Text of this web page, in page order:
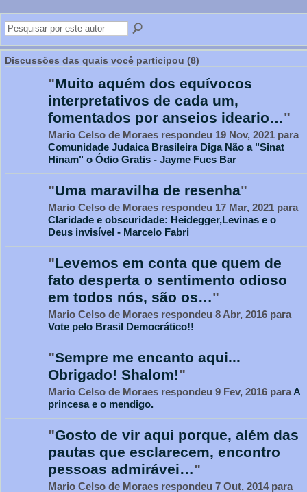
Discussões das quais você participou (8)
"Muito aquém dos equívocos
interpretativos de cada um,
fomentados por anseios ideario…"
Mario Celso de Moraes respondeu 19 Nov, 2021 para
Comunidade Judaica Brasileira Diga Não a "Sinat
Hinam" o Ódio Gratis - Jayme Fucs Bar
"Uma maravilha de resenha"
Mario Celso de Moraes respondeu 17 Mar, 2021 para
Claridade e obscuridade: Heidegger,Levinas e o
Deus invisível - Marcelo Fabri
"Levemos em conta que quem de
fato desperta o sentimento odioso
em todos nós, são os…"
Mario Celso de Moraes respondeu 8 Abr, 2016 para
Vote pelo Brasil Democrático!!
"Sempre me encanto aqui...
Obrigado! Shalom!"
Mario Celso de Moraes respondeu 9 Fev, 2016 paraA
princesa e o mendigo.
"Gosto de vir aqui porque, além das
pautas que esclarecem, encontro
pessoas admirávei…"
Mario Celso de Moraes respondeu 7 Out, 2014 para